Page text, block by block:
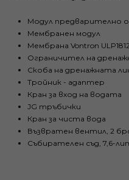
Модул предварително
Мембранен модул
Мембрана Vontron
Ограничител на
Скоба на дренажната
Tройник - адаптер
Кран за вход на водата
JG тръбички
Кран за чиста вода
Възвратен вентил, 2
Събирателен съд, 7,6-